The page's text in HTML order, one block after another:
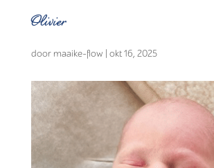
Olivier
door maaike-flow | okt 16, 2025